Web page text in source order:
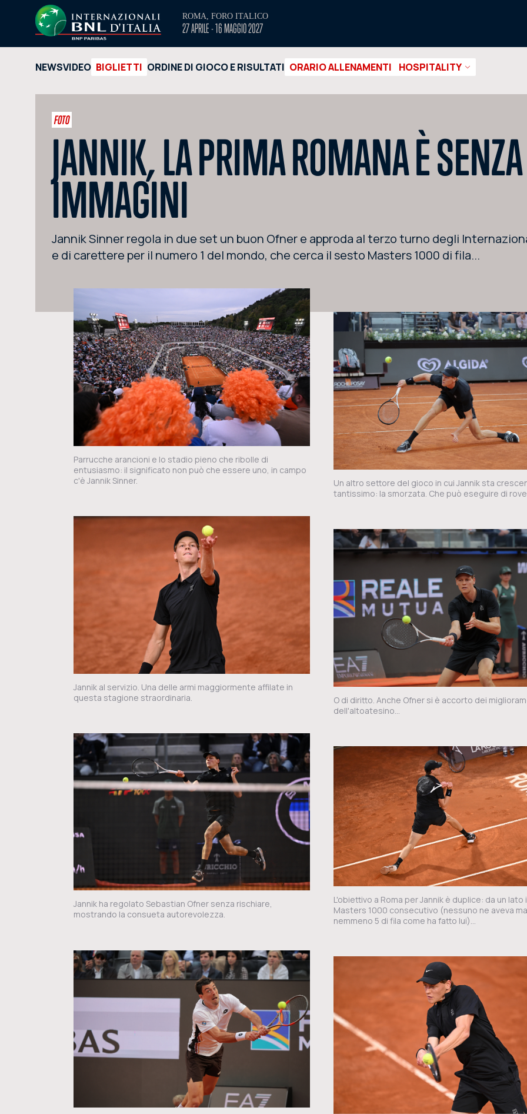
ROMA, FORO ITALICO
27 APRILE - 16 MAGGIO 2027
NEWSVIDEO BIGLIETTI ORDINE DI GIOCO E RISULTATI ORARIO ALLENAMENTI HOSPITALITY
FOTO
JANNIK, LA PRIMA ROMANA È
IMMAGINI
Jannik Sinner regola in due set un buon Ofner e approda al terzo turno degli
e di carettere per il numero 1 del mondo, che cerca il sesto Masters 1000 di fila...
Parrucche arancioni e lo stadio pieno che ribolle di
entusiasmo: il significato non può che essere uno, in campo
c'è Jannik Sinner.
Jannik al servizio. Una delle armi maggiormente affilate in
questa stagione straordinaria.
Jannik ha regolato Sebastian Ofner senza rischiare,
mostrando la consueta autorevolezza.
Un altro settore del gioco in cui Jannik sta
tantissimo: la smorzata. Che può eseguire di
O di diritto. Anche Ofner si è accorto dei
dell'altoatesino...
L'obiettivo a Roma per Jannik è duplice: da un
Masters 1000 consecutivo (nessuno ne aveva
nemmeno 5 di fila come ha fatto lui)...